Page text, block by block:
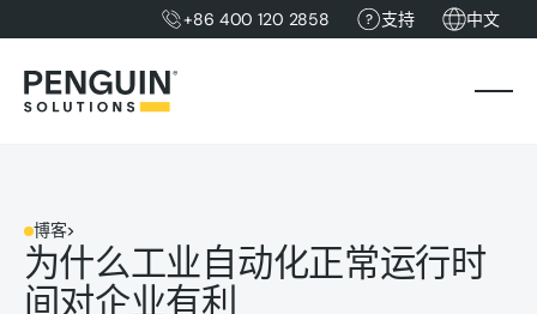
+86 400 120 2858 支持 中文
博客>
为什么工业自动化正常运行时
间对企业有利